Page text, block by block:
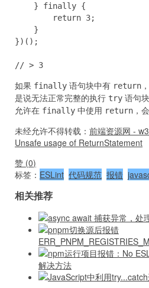
} finally {
return 3;
}
})();
// > 3
如果 finally 语句块中有 return
是说无法正常完整的执行 try 语句
允许在 finally 中使用 return ，
未经允许不得转载： 前端资源网 -
Unsafe usage of ReturnStatement
赞 (0)
标签： ESLint 代码规范 报错
相关推荐
async await 捕获异常，处
pnpm切换源后报错
npm运行项目报错：No
解决方法
JavaScript中利用